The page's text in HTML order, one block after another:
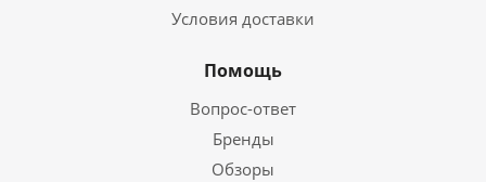
Условия доставки
Помощь
Вопрос-ответ
Бренды
Обзоры